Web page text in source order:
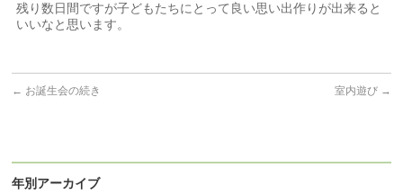
残り数日間ですが子どもたちにとって良い思い出作りが出来ると
いいなと思います。
← お誕生会の続き 室内遊び →
年別アーカイブ